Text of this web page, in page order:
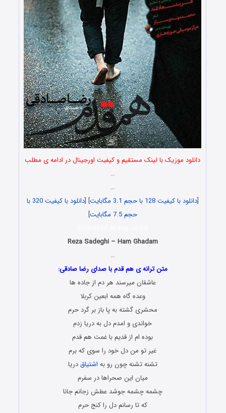
دانلود موزیک با لینک مستقیم و کیفیت اورجینال در ادامه ی مطلب
…
…
[دانلود با کیفیت 128 با حجم 3.1 مگابایت ] [
دانلود با کیفیت 320 با
حجم 7.5 مگابایت
]
Reza Sadeghi – Ham Ghadam
…
متن ترانه ی هم قدم با صدای رضا صادقی:
عاشقان میرسند هر دم از جاده ها
وعده گاه همه ابعین کربلا
محشری گشته به پا باز بر گرد حرم
خواندی و امدم دل به دریا زدم
بوده ام از قدیم با غمت هم قدم
غیر تو من دل خود را سوی که برم
تشنه تشنه چون رو به اشتیاقدریا
میان این صحراها در سفرم
چشمه چشمه جوشد عطش زجانم جانا
که تا رسانم دل را کنج حرم